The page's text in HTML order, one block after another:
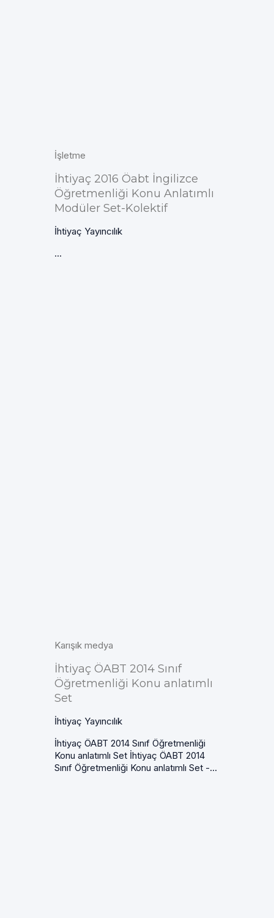
İşletme
İhtiyaç 2016 Öabt İngilizce
Öğretmenliği Konu Anlatımlı
Modüler Set-Kolektif
İhtiyaç Yayıncılık
...
Karışık medya
İhtiyaç ÖABT 2014 Sınıf
Öğretmenliği Konu anlatımlı
Set
İhtiyaç Yayıncılık
İhtiyaç ÖABT 2014 Sınıf Öğretmenliği
Konu anlatımlı Set İhtiyaç ÖABT 2014
Sınıf Öğretmenliği Konu anlatımlı Set -...